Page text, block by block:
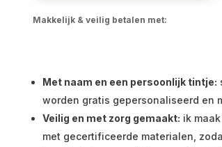
Makkelijk & veilig betalen met:
Met naam en een persoonlijk tintje:
worden gratis gepersonaliseerd en
Veilig en met zorg gemaakt: ik
met gecertificeerde materialen,